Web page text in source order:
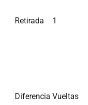
Retirada 1
Diferencia Vueltas